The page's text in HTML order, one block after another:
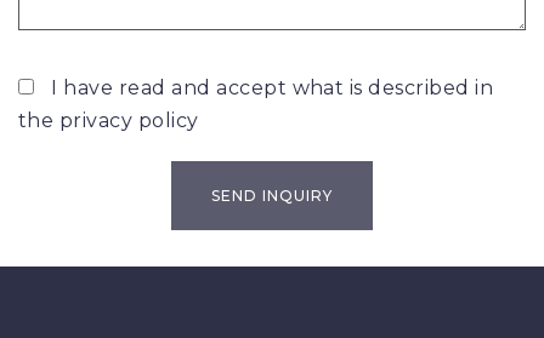
I have read and accept what is described in
the privacy policy